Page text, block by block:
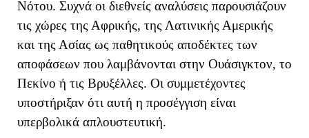
Νότου. Συχνά οι διεθνείς αναλύσεις παρουσιάζουν
τις χώρες της Αφρικής, της Λατινικής Αμερικής
και της Ασίας ως παθητικούς αποδέκτες των
αποφάσεων που λαμβάνονται στην Ουάσιγκτον, το
Πεκίνο ή τις Βρυξέλλες. Οι συμμετέχοντες
υποστήριξαν ότι αυτή η προσέγγιση είναι
υπερβολικά απλουστευτική.